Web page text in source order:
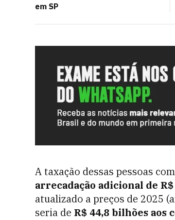
em SP
A taxação dessas pessoas
arrecadação adicional de
atualizado a preços de 2025
seria de R$ 44,8 bilhões aos